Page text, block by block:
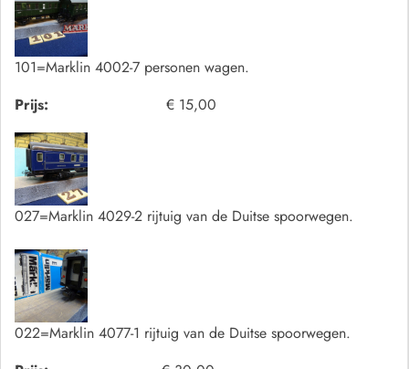
101=Marklin 4002-7 personen wagen.
Prijs:
€ 15,00
027=Marklin 4029-2 rijtuig van de Duitse spoorwegen.
022=Marklin 4077-1 rijtuig van de Duitse spoorwegen.